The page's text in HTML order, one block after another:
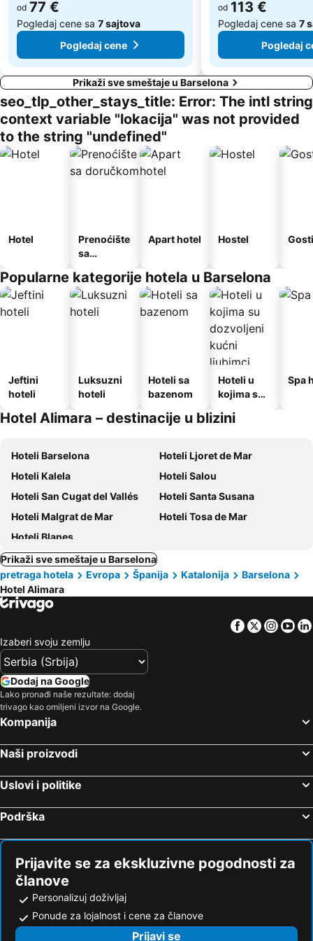
od 77 €
Pogledaj cene sa 7 sajtova
Pogledaj cene
od 113 €
Pogledaj cene sa 7
Pogledaj
Prikaži sve smeštaje u Barselona
seo_tlp_other_stays_title: Error: The intl string
context variable "lokacija" was not provided
to the string "undefined"
Hotel
Prenoćište
sa
Apart hotel Hostel
Popularne kategorije hotela u Barselona
Jeftini
hoteli
Luksuzni
hoteli
Hoteli sa
bazenom
Hoteli u
kojima su
kućni
Spa
Hotel Alimara – destinacije u blizini
Hoteli Barselona
Hoteli Ljoret de Mar
Hoteli Kalela
Hoteli Salou
Hoteli San Cugat del Vallés
Hoteli Santa Susana
Hoteli Malgrat de Mar
Hoteli Tosa de Mar
Hoteli Blanes
Prikaži sve smeštaje u Barselona
pretraga hotela
Evropa Španija Katalonija
Barselona
Hotel Alimara
Facebook
Twitter
Izaberi svoju zemlju
Dodaj na Google
Lako pronađi naše rezultate: dodaj
trivago kao omiljeni izvor na Google.
Kompanija
Naši proizvodi
Uslovi i politike
Podrška
Prijavite se za ekskluzivne pogodnosti za
članove
Personalizuj doživljaj
Ponude za lojalnost i cene za članove
Prijavi se